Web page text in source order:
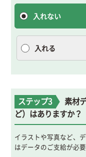
入れない
入れる
ステップ3
素材
ど）はありますか？
イラストや写真など、
はデータのご支給が必要